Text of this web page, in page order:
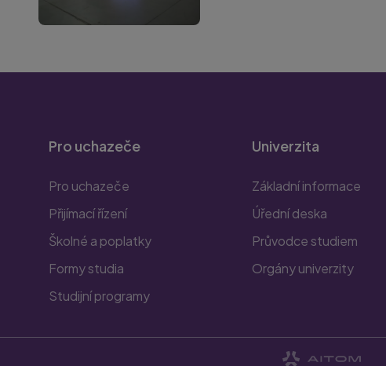
Pro uchazeče
Pro uchazeče
Přijímací řízení
Školné a poplatky
Formy studia
Studijní programy
Univerzita
Základní informace
Úřední deska
Průvodce studiem
Orgány univerzity